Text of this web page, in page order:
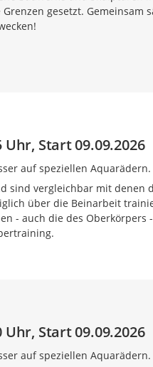
gesetzt. Gemeinsam
Start 09.09.2026
auf speziellen Aquarädern.
sind vergleichbar mit denen
über die Beinarbeit
- auch die des Oberkörpers
Start 09.09.2026
auf speziellen Aquarädern.